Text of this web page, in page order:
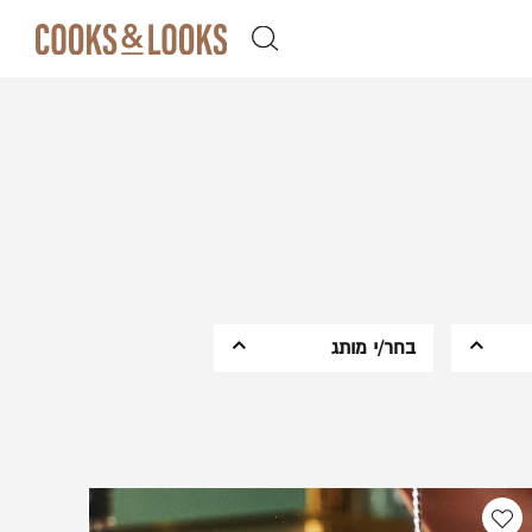
בחר/י מותג
Samuel Groves